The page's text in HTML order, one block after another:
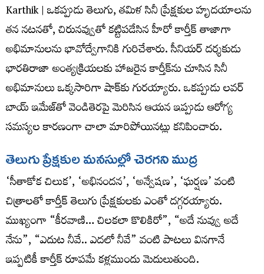
Karthik | ఒకప్పుడు తెలుగు, తమిళ సినీ ప్రేక్షకుల హృదయాలను
తన నటనతో, చిరునవ్వుతో కట్టిపడేసిన హీరో కార్తీక్ తాజాగా
అభిమానులను భావోద్వేగానికి గురిచేశారు. సీనియర్ దర్శకుడు
భారతిరాజా అంత్యక్రియలకు హాజరైన కార్తీక్‌ను చూసిన సినీ
అభిమానులు ఒక్కసారిగా షాక్‌కు గురయ్యారు. ఒకప్పుడు లవర్
బాయ్ ఇమేజ్‌తో వెండితెరపై మెరిసిన ఆయన ఇప్పుడు ఆరోగ్య
సమస్యల కారణంగా చాలా మారిపోయినట్లు కనిపించారు.
తెలుగు ప్రేక్షకుల మనసుల్లో చెరగని ముద్ర
‘సీతాకోక చిలుక’, ‘అభినందన’, ‘అన్వేషణ’, ‘ఘర్షణ’ వంటి
చిత్రాలతో కార్తీక్ తెలుగు ప్రేక్షకులకు ఎంతో దగ్గరయ్యారు.
ముఖ్యంగా “కీరవాణి… చిలకలా కొలికిరో”, “అదే నువ్వు అదే
నేను”, “ఎదుట నీవే.. ఎదలో నీవే” వంటి పాటలు వినగానే
ఇప్పటికీ కార్తీక్ రూపమే కళ్లముందు మెదులుతుంది.